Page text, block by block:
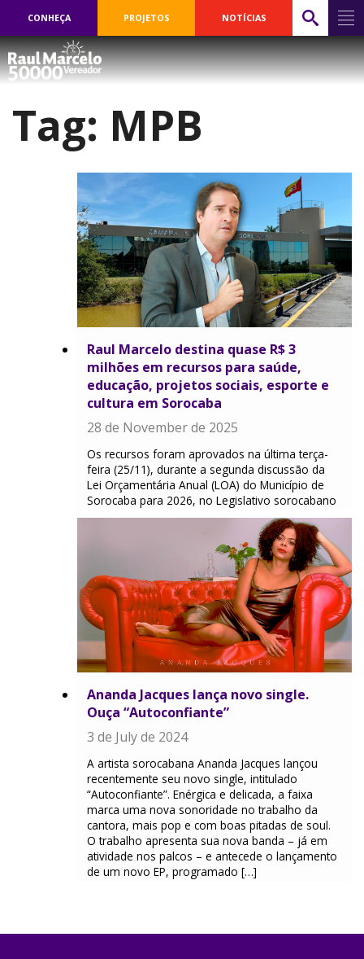
CONHEÇA PROJETOS NOTÍCIAS
Tag: MPB
Raul Marcelo destina quase R$ 3
milhões em recursos para saúde,
educação, projetos sociais, esporte e
cultura em Sorocaba
28 de November de 2025
Os recursos foram aprovados na última terça-
feira (25/11), durante a segunda discussão da
Lei Orçamentária Anual (LOA) do Município de
Sorocaba para 2026, no Legislativo sorocabano
Ananda Jacques lança novo single.
Ouça “Autoconfiante”
3 de July de 2024
A artista sorocabana Ananda Jacques lançou
recentemente seu novo single, intitulado
“Autoconfiante”. Enérgica e delicada, a faixa
marca uma nova sonoridade no trabalho da
cantora, mais pop e com boas pitadas de soul.
O trabalho apresenta sua nova banda – já em
atividade nos palcos – e antecede o lançamento
de um novo EP, programado […]